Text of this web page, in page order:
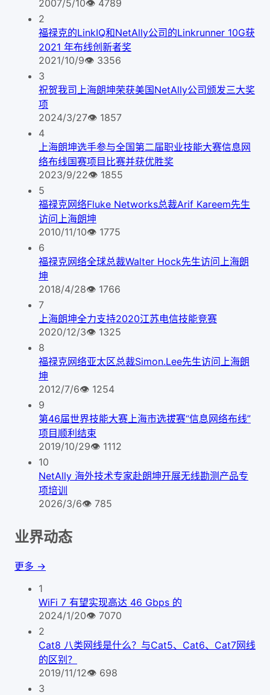
2007/5/10👁 4789
2
福禄克的LinkIQ和NetAlly公司的Linkrunner 10G获
2021 年布线创新者奖
2021/10/9👁 3356
3
祝贺我司上海朗坤荣获美国NetAlly公司颁发三大奖
项
2024/3/27👁 1857
4
上海朗坤选手参与全国第二届职业技能大赛信息网
络布线国赛项目比赛并获优胜奖
2023/9/22👁 1855
5
福禄克网络Fluke Networks总裁Arif Kareem先生
访问上海朗坤
2010/11/10👁 1775
6
福禄克网络全球总裁Walter Hock先生访问上海朗
坤
2018/4/28👁 1766
7
上海朗坤全力支持2020江苏电信技能竞赛
2020/12/3👁 1325
8
福禄克网络亚太区总裁Simon.Lee先生访问上海朗
坤
2012/7/6👁 1254
9
第46届世界技能大赛上海市选拔赛“信息网络布线”
项目顺利结束
2019/10/29👁 1112
10
NetAlly 海外技术专家赴朗坤开展无线勘测产品专
项培训
2026/3/6👁 785
业界动态
更多 →
1
WiFi 7 有望实现高达 46 Gbps 的
2024/1/20👁 7070
2
Cat8 八类网线是什么？与Cat5、Cat6、Cat7网线
的区别？
2019/11/12👁 698
3